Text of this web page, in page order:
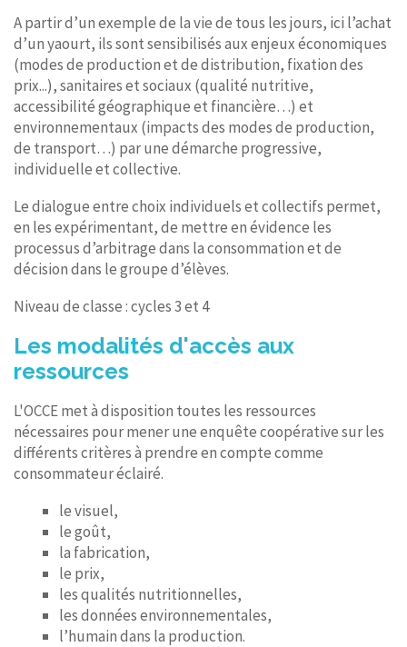
A partir d’un exemple de la vie de tous les jours, ici l’achat
d’un yaourt, ils sont sensibilisés aux enjeux économiques
(modes de production et de distribution, fixation des
prix...), sanitaires et sociaux (qualité nutritive,
accessibilité géographique et financière…) et
environnementaux (impacts des modes de production,
de transport…) par une démarche progressive,
individuelle et collective.
Le dialogue entre choix individuels et collectifs permet,
en les expérimentant, de mettre en évidence les
processus d’arbitrage dans la consommation et de
décision dans le groupe d’élèves.
Niveau de classe : cycles 3 et 4
Les modalités d'accès aux
ressources
L'OCCE met à disposition toutes les ressources
nécessaires pour mener une enquête coopérative sur les
différents critères à prendre en compte comme
consommateur éclairé.
le visuel,
le goût,
la fabrication,
le prix,
les qualités nutritionnelles,
les données environnementales,
l’humain dans la production.